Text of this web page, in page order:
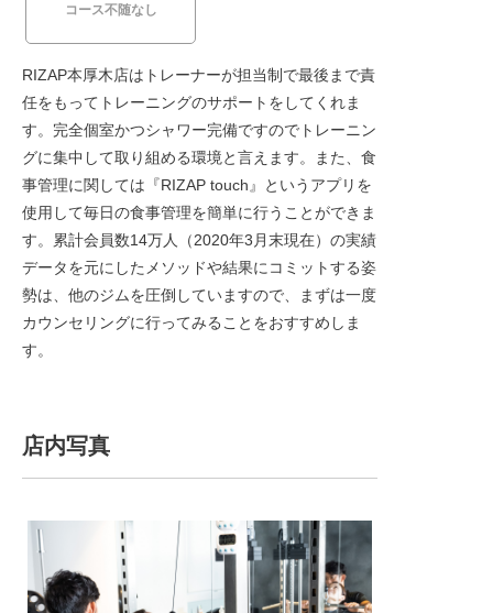
コース不随なし
RIZAP本厚木店はトレーナーが担当制で最後まで責
任をもってトレーニングのサポートをしてくれま
す。完全個室かつシャワー完備ですのでトレーニン
グに集中して取り組める環境と言えます。また、食
事管理に関しては『RIZAP touch』というアプリを
使用して毎日の食事管理を簡単に行うことができま
す。累計会員数14万人（2020年3月末現在）の実績
データを元にしたメソッドや結果にコミットする姿
勢は、他のジムを圧倒していますので、まずは一度
カウンセリングに行ってみることをおすすめしま
す。
店内写真